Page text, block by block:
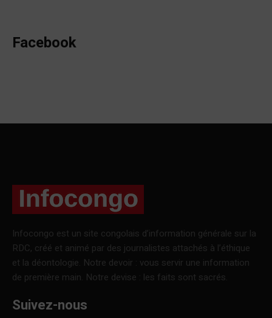
Facebook
Infocongo est un site congolais d’information générale sur la
RDC, créé et animé par des journalistes attachés à l’éthique
et la déontologie. Notre devoir : vous servir une information
de première main. Notre devise : les faits sont sacrés.
Suivez-nous